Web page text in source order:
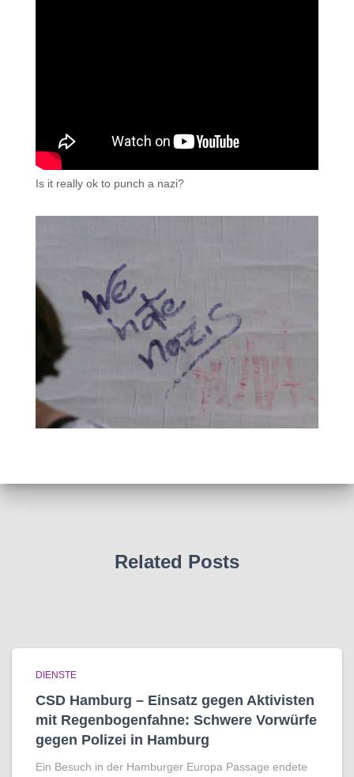
Is it really ok to punch a nazi?
Related Posts
DIENSTE
CSD Hamburg – Einsatz gegen Aktivisten
mit Regenbogen­fahne: Schwere Vorwürfe
gegen Polizei in Hamburg
Ein Besuch in der Hamburger Europa Passage endete